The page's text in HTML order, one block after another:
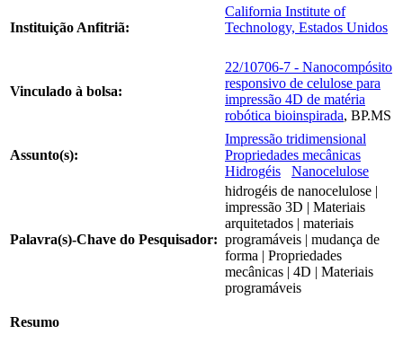
Instituição Anfitriã:
California Institute of
Technology, Estados Unidos
Vinculado à bolsa:
22/10706-7 - Nanocompósito
responsivo de celulose para
impressão 4D de matéria
robótica bioinspirada, BP.MS
Assunto(s):
Impressão tridimensional
Propriedades mecânicas
Hidrogéis
Nanocelulose
Palavra(s)-Chave do Pesquisador:
hidrogéis de nanocelulose |
impressão 3D | Materiais
arquitetados | materiais
programáveis | mudança de
forma | Propriedades
mecânicas | 4D | Materiais
programáveis
Resumo